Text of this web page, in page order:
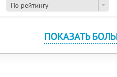
По рейтингу
ПОКАЗАТЬ